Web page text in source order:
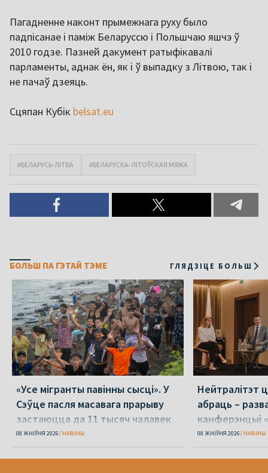
Пагадненне наконт прымежнага руху было
падпісанае і паміж Беларуссю і Польшчаю яшчэ ў
2010 годзе. Пазней дакумент ратыфікавалі
парламенты, аднак ён, як і ў выпадку з Літвою, так і
не пачаў дзеяць.
Сцяпан Кубік belsat.eu
#БЕЛАРУСЬ-ЛІТВА #БЕЛАРУСКА-ЛІТОЎСКАЯ МЯЖА
БОЛЬШ ПА ГЭТАЙ ТЭМЕ ГЛЯДЗІЦЕ БОЛЬШ
«Усе мігранты павінны сысці». У
Сэўце пасля масавага прарыву
застаюцца да 11 тысяч чалавек
08 ЖНІЎНЯ 2026 НАВІНЫ
Нейтралітэт
абраць –
канферэнцыі
08 ЖНІЎНЯ 2026 НАВІНЫ